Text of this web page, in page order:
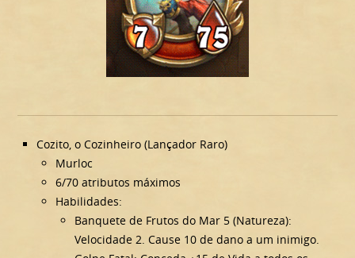
Cozito, o Cozinheiro (Lançador Raro)
Murloc
6/70 atributos máximos
Habilidades:
Banquete de Frutos do Mar 5 (Natureza):
Velocidade 2. Cause 10 de dano a um inimigo.